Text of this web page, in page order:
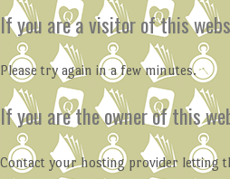
If you are a visitor of this
Please try again in a few minutes.
If you are the owner of this
Contact your hosting provider letting